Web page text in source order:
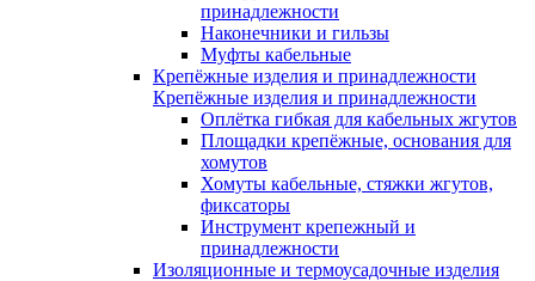
принадлежности
Наконечники и гильзы
Муфты кабельные
Крепёжные изделия и принадлежности
Крепёжные изделия и принадлежности
Оплётка гибкая для кабельных жгутов
Площадки крепёжные, основания для
хомутов
Хомуты кабельные, стяжки жгутов,
фиксаторы
Инструмент крепежный и
принадлежности
Изоляционные и термоусадочные изделия